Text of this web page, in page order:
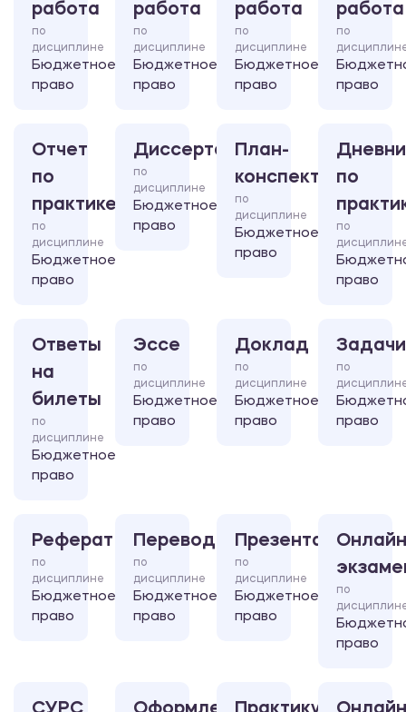
работа
по
дисциплине
Бюджетное
право
работа
по
дисциплине
Бюджетное
право
работа
по
дисциплине
Бюджетное
право
работа
по
право
Отчет
по
практике
по
дисциплине
Бюджетное
право
Диссертация
по
дисциплине
Бюджетное
право
План-
конспект
по
дисциплине
Бюджетное
право
по
по
право
Ответы
на
билеты
по
дисциплине
Бюджетное
право
Эссе
по
дисциплине
Бюджетное
право
Доклад
по
дисциплине
Бюджетное
право
Задачи
по
право
Реферат
по
дисциплине
Бюджетное
право
Перевод
по
дисциплине
Бюджетное
право
Презентация
по
дисциплине
Бюджетное
право
по
право